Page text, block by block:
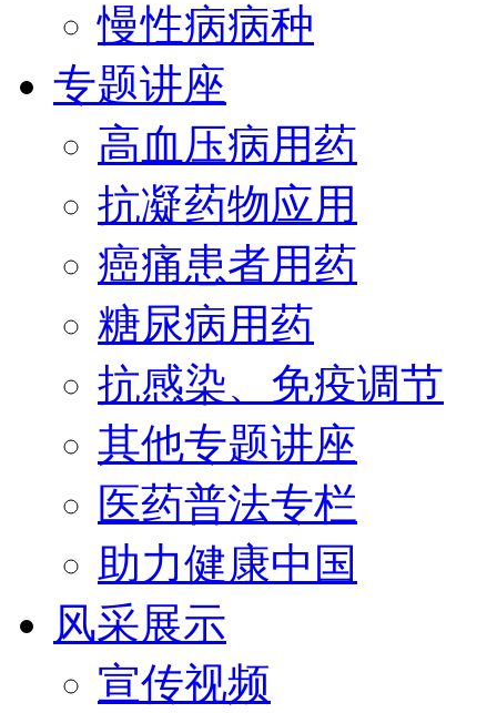
慢性病病种
专题讲座
高血压病用药
抗凝药物应用
癌痛患者用药
糖尿病用药
抗感染、免疫调节
其他专题讲座
医药普法专栏
助力健康中国
风采展示
宣传视频